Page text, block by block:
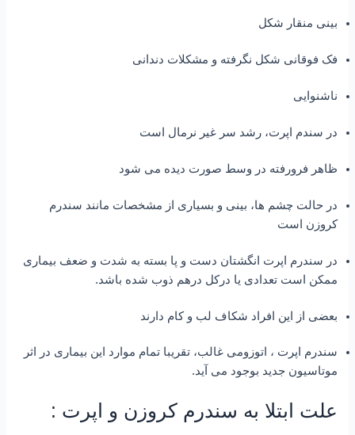
بینی منقار شکل
فک فوقانی شکل نگرفته و مشکلات دندانی
ناشنوایی
در سندم اپرت، رشد سر غیر نرمال است
ظاهر فرورفته در وسط صورت دیده می شود
در حالت چشم ها، بینی و بسیاری از مشخصات مانند سندرم
کروزن است
در سندرم اپرت انگشتان دست و پا بسته به شدت و ضعف بیماری
ممکن است تعدادی یا درکل درهم ذوب شده باشد.
بعضی از این افراد شکاف لب و کام دارند
سندرم اپرت ، اتوزومی غالب، تقریبا تمام موارد این بیماری در اثر
موتاسیون جدید بوجود می آید.
علت ابتلا به سندرم کروزن و اپرت :